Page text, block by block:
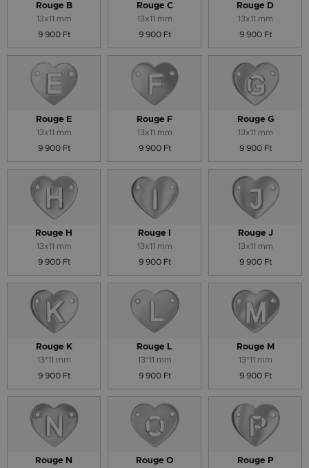
Rouge B
13x11 mm
9 900 Ft
Rouge C
13x11 mm
9 900 Ft
Rouge D
13x11 mm
9 900 Ft
Rouge E
13x11 mm
9 900 Ft
Rouge F
13x11 mm
9 900 Ft
Rouge G
13x11 mm
9 900 Ft
Rouge H
13x11 mm
9 900 Ft
Rouge I
13x11 mm
9 900 Ft
Rouge J
13x11 mm
9 900 Ft
Rouge K
13*11 mm
9 900 Ft
Rouge L
13*11 mm
9 900 Ft
Rouge M
13*11 mm
9 900 Ft
Rouge N Rouge O Rouge P